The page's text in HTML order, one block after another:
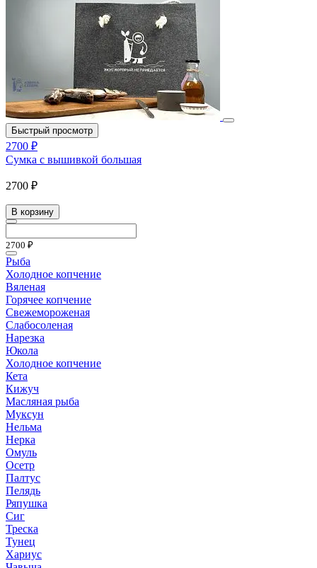
Быстрый просмотр
2700 ₽
Сумка с вышивкой большая
2700 ₽
В корзину
2700 ₽
Рыба
Холодное копчение
Вяленая
Горячее копчение
Свежемороженая
Слабосоленая
Нарезка
Юкола
Холодное копчение
Кета
Кижуч
Масляная рыба
Муксун
Нельма
Нерка
Омуль
Осетр
Палтус
Пелядь
Ряпушка
Сиг
Треска
Тунец
Хариус